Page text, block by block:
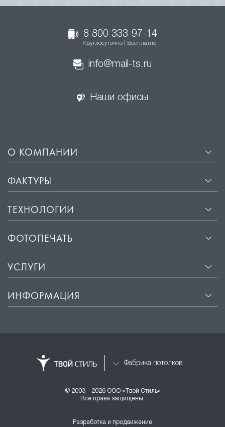
8 800 333-97-14
Круглосуточно | Бесплатно
info@mail-ts.ru
Наши офисы
О КОМПАНИИ
ФАКТУРЫ
ТЕХНОЛОГИИ
ФОТОПЕЧАТЬ
УСЛУГИ
ИНФОРМАЦИЯ
Фабрика потолков
© 2003 – 2026 ООО «Твой Стиль»
Все права защищены.
Разработка и продвижение